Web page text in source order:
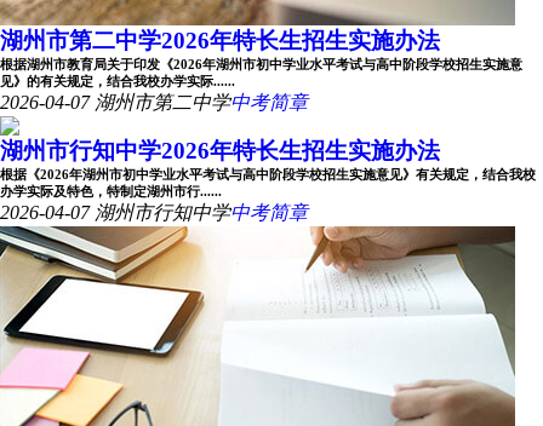
湖州市第二中学2026年特长生招生实施办法
根据湖州市教育局关于印发《2026年湖州市初中学业水平考试与高中阶段学校招生实施意
见》的有关规定，结合我校办学实际......
2026-04-07 湖州市第二中学中考简章
湖州市行知中学2026年特长生招生实施办法
根据《2026年湖州市初中学业水平考试与高中阶段学校招生实施意见》有关规定，结合我校
办学实际及特色，特制定湖州市行......
2026-04-07 湖州市行知中学中考简章